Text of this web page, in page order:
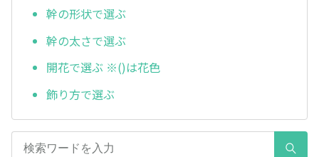
幹の形状で選ぶ
幹の太さで選ぶ
開花で選ぶ ※()は花色
飾り方で選ぶ